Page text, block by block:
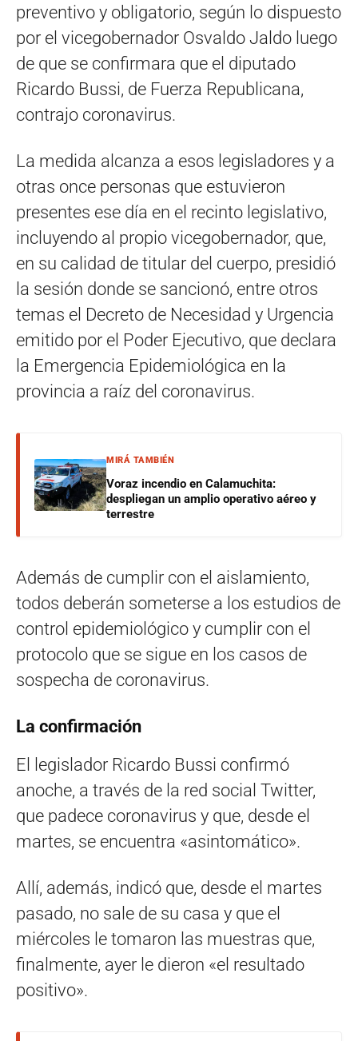
preventivo y obligatorio, según lo dispuesto
por el vicegobernador Osvaldo Jaldo luego
de que se confirmara que el diputado
Ricardo Bussi, de Fuerza Republicana,
contrajo coronavirus.
La medida alcanza a esos legisladores y a
otras once personas que estuvieron
presentes ese día en el recinto legislativo,
incluyendo al propio vicegobernador, que,
en su calidad de titular del cuerpo, presidió
la sesión donde se sancionó, entre otros
temas el Decreto de Necesidad y Urgencia
emitido por el Poder Ejecutivo, que declara
la Emergencia Epidemiológica en la
provincia a raíz del coronavirus.
MIRÁ TAMBIÉN
Voraz incendio en Calamuchita:
despliegan un amplio operativo aéreo y
terrestre
Además de cumplir con el aislamiento,
todos deberán someterse a los estudios de
control epidemiológico y cumplir con el
protocolo que se sigue en los casos de
sospecha de coronavirus.
La confirmación
El legislador Ricardo Bussi confirmó
anoche, a través de la red social Twitter,
que padece coronavirus y que, desde el
martes, se encuentra «asintomático».
Allí, además, indicó que, desde el martes
pasado, no sale de su casa y que el
miércoles le tomaron las muestras que,
finalmente, ayer le dieron «el resultado
positivo».